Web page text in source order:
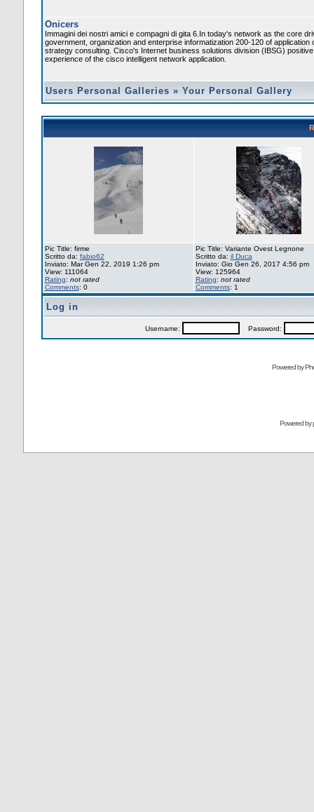
Onicers
Immagini dei nostri amici e compagni di gita 6.In today's network as the core
government, organization and enterprise informatization 200-120 of application
strategy consulting. Cisco's Internet business solutions division (IBSG)
experience of the cisco intelligent network application.
Users Personal Galleries » Your Personal Gallery
Pic Title: firme
Scritto da: fabio62
Inviato: Mar Gen 22, 2019 1:26 pm
View: 111064
Rating: not rated
Comments: 0
Pic Title: Variante Ovest Legnone
Scritto da: il Duca
Inviato: Gio Gen 26, 2017 4:56 pm
View: 125964
Rating: not rated
Comments: 1
Log in
Username: Password:
Powered by
Powered by